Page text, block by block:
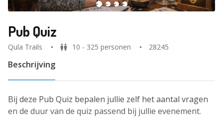
Pub Quiz
Qula Trails 10 - 325 personen 28245
Beschrijving
Bij deze Pub Quiz bepalen jullie zelf het aantal vragen
en de duur van de quiz passend bij jullie evenement.